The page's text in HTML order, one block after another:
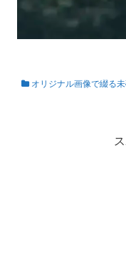
オリジナル画像で綴る